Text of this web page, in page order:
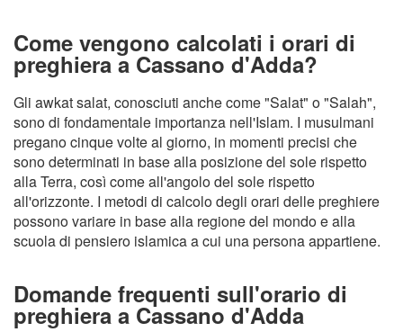
Come vengono calcolati i orari di
preghiera a Cassano d'Adda?
Gli awkat salat, conosciuti anche come "Salat" o "Salah",
sono di fondamentale importanza nell'Islam. I musulmani
pregano cinque volte al giorno, in momenti precisi che
sono determinati in base alla posizione del sole rispetto
alla Terra, così come all'angolo del sole rispetto
all'orizzonte. I metodi di calcolo degli orari delle preghiere
possono variare in base alla regione del mondo e alla
scuola di pensiero islamica a cui una persona appartiene.
Domande frequenti sull'orario di
preghiera a Cassano d'Adda